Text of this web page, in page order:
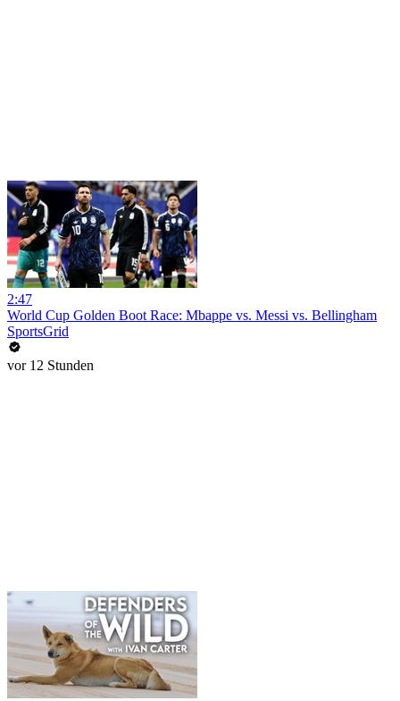
2:47
World Cup Golden Boot Race: Mbappe vs. Messi vs. Bellingham
SportsGrid
vor 12 Stunden